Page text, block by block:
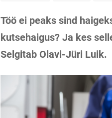
Töö ei peaks sind
kutsehaigus? Ja kes
Selgitab Olavi-Jüri Luik.